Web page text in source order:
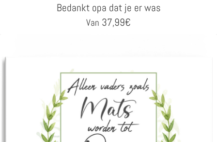
Bedankt opa dat je er was
Van 37,99€